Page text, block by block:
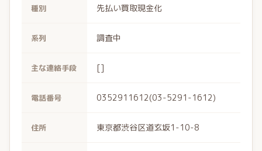
種別 先払い買取現金化
系列 調査中
主な連絡手段 []
電話番号 0352911612(03-5291-1612)
住所 東京都渋谷区道玄坂1-10-8